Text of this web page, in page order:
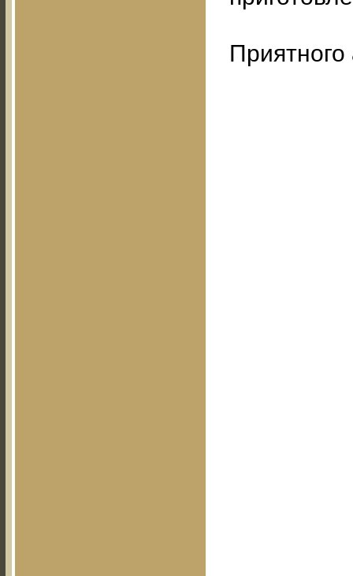
Приятного